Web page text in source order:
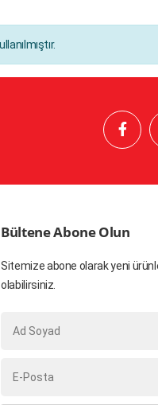
Bültene Abone Olun
Sitemize abone olarak yeni
olabilirsiniz.